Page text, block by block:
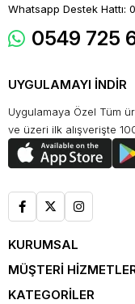
Whatsapp Destek Hattı:
0549 725
UYGULAMAYI İNDİR
Uygulamaya Özel Tüm
ve üzeri ilk alışverişte
KURUMSAL
MÜŞTERİ
KATEGORİLER